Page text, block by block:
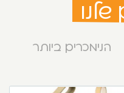
הנימכרים ביותר